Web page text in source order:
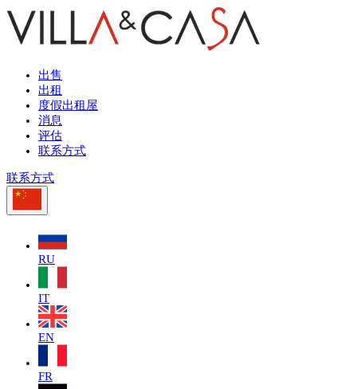
出售
出租
度假出租屋
消息
评估
联系方式
联系方式
RU
IT
EN
FR